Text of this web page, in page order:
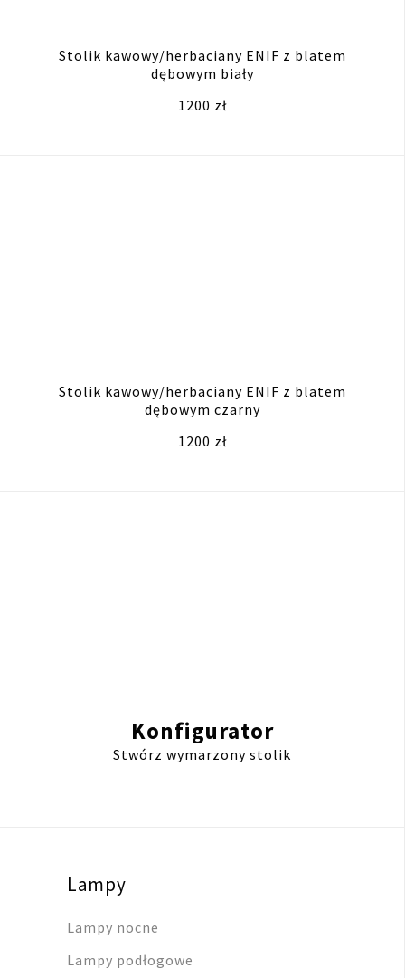
Stolik kawowy/herbaciany ENIF z blatem
dębowym biały
1200 zł
Stolik kawowy/herbaciany ENIF z blatem
dębowym czarny
1200 zł
Konfigurator
Stwórz wymarzony stolik
Lampy
Lampy nocne
Lampy podłogowe